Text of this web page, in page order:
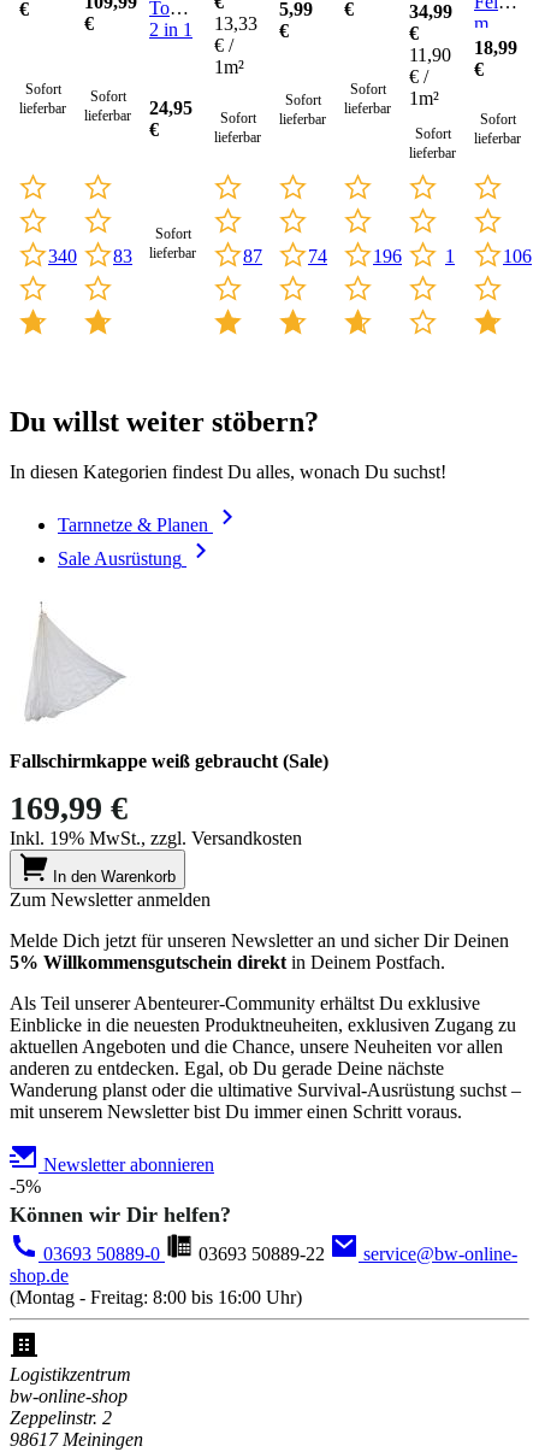
€
Sofort
lieferbar
340
€
Sofort
lieferbar
83
Topf
2 in 1
24,95
€
Sofort
lieferbar
13,33
€ /
1m²
Sofort
lieferbar
87
5,99
€
Sofort
lieferbar
74
€
Sofort
lieferbar
196
IR
Skarpo
34,99
€
11,90
€ /
1m²
Sofort
lieferbar
1
m.
Becher
u.
18,99
€
Sofort
lieferbar
106
Du willst weiter stöbern?
In diesen Kategorien findest Du alles, wonach Du suchst!
Tarnnetze & Planen
Sale Ausrüstung
Fallschirmkappe weiß gebraucht (Sale)
169,99 €
Inkl. 19% MwSt., zzgl. Versandkosten
In den Warenkorb
Zum Newsletter anmelden
Melde Dich jetzt für unseren Newsletter an und sicher Dir Deinen
5% Willkommensgutschein direktin Deinem Postfach.
Als Teil unserer Abenteurer-Community erhältst Du exklusive
Einblicke in die neuesten Produktneuheiten, exklusiven Zugang zu
aktuellen Angeboten und die Chance, unsere Neuheiten vor allen
anderen zu entdecken. Egal, ob Du gerade Deine nächste
Wanderung planst oder die ultimative Survival-Ausrüstung suchst –
mit unserem Newsletter bist Du immer einen Schritt voraus.
Newsletter abonnieren
-5%
Können wir Dir helfen?
03693 50889-0 03693 50889-22
service@bw-online-
shop.de
(Montag - Freitag: 8:00 bis 16:00 Uhr)
Logistikzentrum
bw-online-shop
Zeppelinstr. 2
98617 Meiningen